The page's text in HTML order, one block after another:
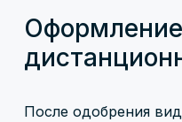
После одобрения